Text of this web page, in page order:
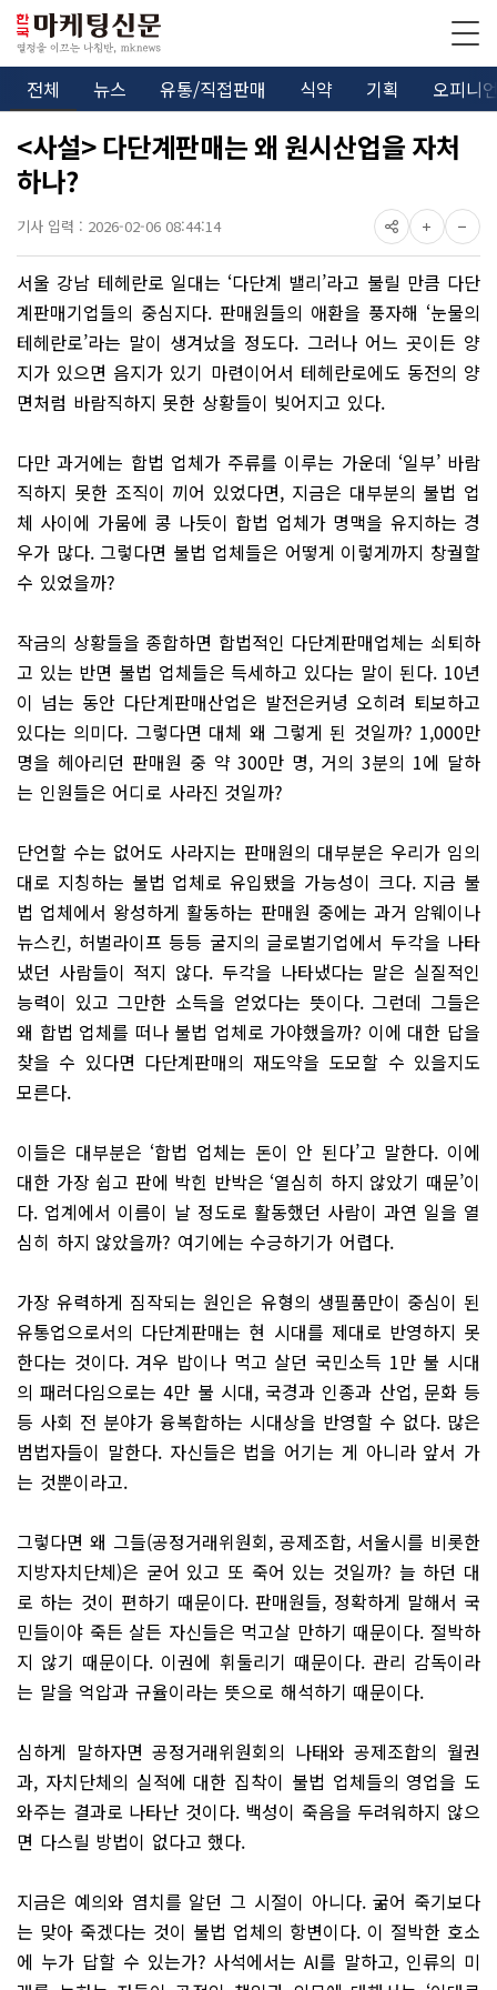
전체 뉴스 유통/직접판매 식약 기획 오피니
<사설> 다단계판매는 왜 원시산업을 자처
하나?
기사 입력 : 2026-02-06 08:44:14
서울 강남 테헤란로 일대는 ‘다단계 밸리’라고 불릴 만큼 다단
계판매기업들의 중심지다. 판매원들의 애환을 풍자해 ‘눈물의
테헤란로’라는 말이 생겨났을 정도다. 그러나 어느 곳이든 양
지가 있으면 음지가 있기 마련이어서 테헤란로에도 동전의 양
면처럼 바람직하지 못한 상황들이 빚어지고 있다.
다만 과거에는 합법 업체가 주류를 이루는 가운데 ‘일부’ 바람
직하지 못한 조직이 끼어 있었다면, 지금은 대부분의 불법 업
체 사이에 가뭄에 콩 나듯이 합법 업체가 명맥을 유지하는 경
우가 많다. 그렇다면 불법 업체들은 어떻게 이렇게까지 창궐할
수 있었을까?
작금의 상황들을 종합하면 합법적인 다단계판매업체는 쇠퇴하
고 있는 반면 불법 업체들은 득세하고 있다는 말이 된다. 10년
이 넘는 동안 다단계판매산업은 발전은커녕 오히려 퇴보하고
있다는 의미다. 그렇다면 대체 왜 그렇게 된 것일까? 1,000만
명을 헤아리던 판매원 중 약 300만 명, 거의 3분의 1에 달하
는 인원들은 어디로 사라진 것일까?
단언할 수는 없어도 사라지는 판매원의 대부분은 우리가 임의
대로 지칭하는 불법 업체로 유입됐을 가능성이 크다. 지금 불
법 업체에서 왕성하게 활동하는 판매원 중에는 과거 암웨이나
뉴스킨, 허벌라이프 등등 굴지의 글로벌기업에서 두각을 나타
냈던 사람들이 적지 않다. 두각을 나타냈다는 말은 실질적인
능력이 있고 그만한 소득을 얻었다는 뜻이다. 그런데 그들은
왜 합법 업체를 떠나 불법 업체로 가야했을까? 이에 대한 답을
찾을 수 있다면 다단계판매의 재도약을 도모할 수 있을지도
모른다.
이들은 대부분은 ‘합법 업체는 돈이 안 된다’고 말한다. 이에
대한 가장 쉽고 판에 박힌 반박은 ‘열심히 하지 않았기 때문’이
다. 업계에서 이름이 날 정도로 활동했던 사람이 과연 일을 열
심히 하지 않았을까? 여기에는 수긍하기가 어렵다.
가장 유력하게 짐작되는 원인은 유형의 생필품만이 중심이 된
유통업으로서의 다단계판매는 현 시대를 제대로 반영하지 못
한다는 것이다. 겨우 밥이나 먹고 살던 국민소득 1만 불 시대
의 패러다임으로는 4만 불 시대, 국경과 인종과 산업, 문화 등
등 사회 전 분야가 융복합하는 시대상을 반영할 수 없다. 많은
범법자들이 말한다. 자신들은 법을 어기는 게 아니라 앞서 가
는 것뿐이라고.
그렇다면 왜 그들(공정거래위원회, 공제조합, 서울시를 비롯한
지방자치단체)은 굳어 있고 또 죽어 있는 것일까? 늘 하던 대
로 하는 것이 편하기 때문이다. 판매원들, 정확하게 말해서 국
민들이야 죽든 살든 자신들은 먹고살 만하기 때문이다. 절박하
지 않기 때문이다. 이권에 휘둘리기 때문이다. 관리 감독이라
는 말을 억압과 규율이라는 뜻으로 해석하기 때문이다.
심하게 말하자면 공정거래위원회의 나태와 공제조합의 월권
과, 자치단체의 실적에 대한 집착이 불법 업체들의 영업을 도
와주는 결과로 나타난 것이다. 백성이 죽음을 두려워하지 않으
면 다스릴 방법이 없다고 했다.
지금은 예의와 염치를 알던 그 시절이 아니다. 굶어 죽기보다
는 맞아 죽겠다는 것이 불법 업체의 항변이다. 이 절박한 호소
에 누가 답할 수 있는가? 사석에서는 AI를 말하고, 인류의 미